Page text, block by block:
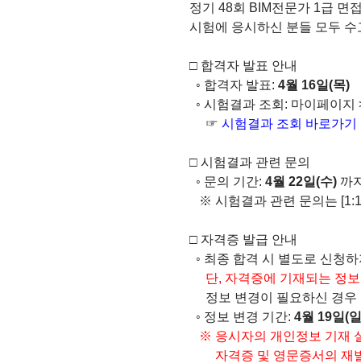
정기 48회 BIM전문가 1급 면
시험에 응시하신 분들 모두
□ 합격자 발표 안내
◦ 합격자 발표: 4월 16일(목)
◦ 시험결과 조회: 마이페이지
☞ 시험결과 조회 바로가기
□ 시험결과 관련 문의
◦ 문의 기간: 4월 22일(수) 까
※ 시험결과 관련 문의는
□ 자격증 발급 안내
◦ 최종 합격 시 별도로 신청
단, 자격증에 기재되는 정
정보 변경이 필요하신 경우
◦ 정보 변경 기간: 4월 19일(
※ 응시자의 개인정보 기재
자격증 및 영문증서의 재